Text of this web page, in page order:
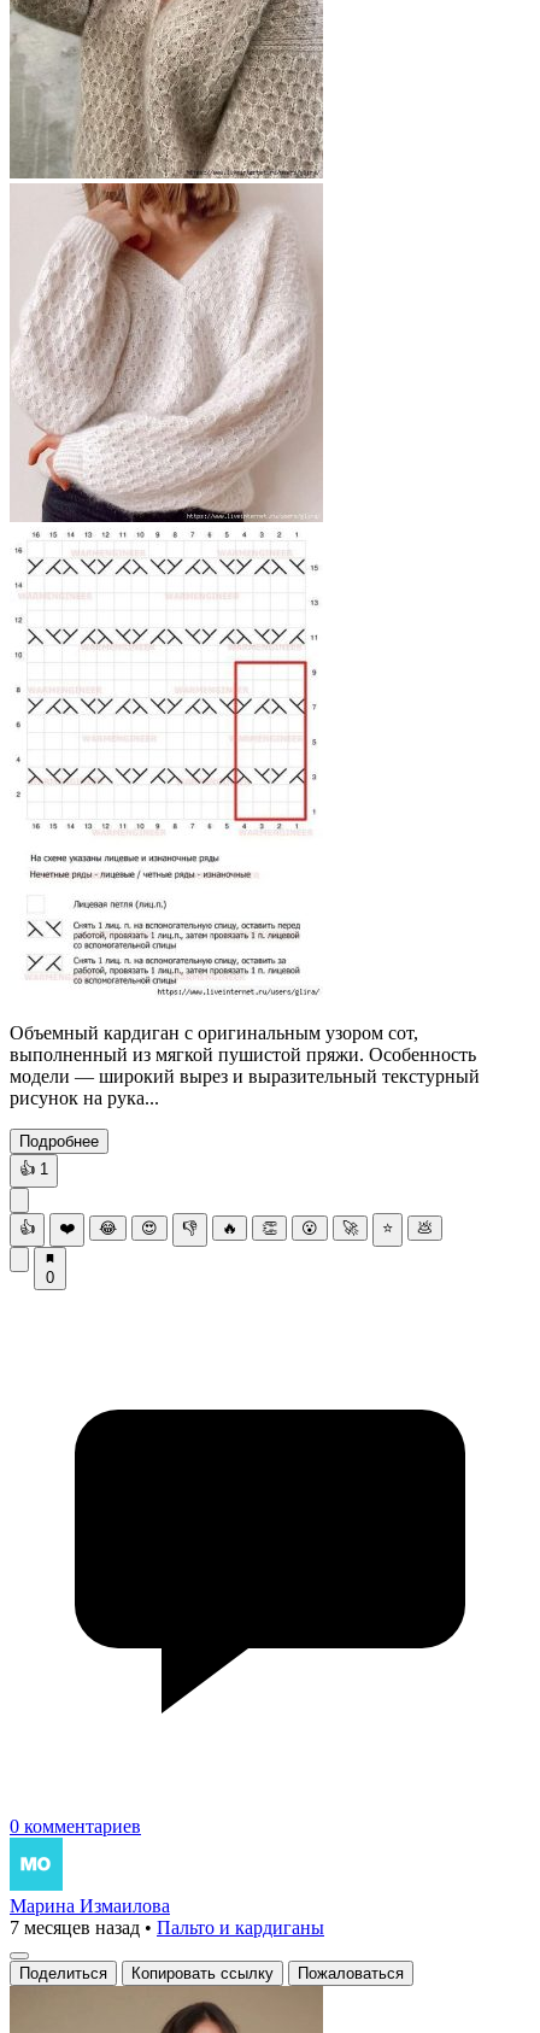
Объемный кардиган с оригинальным узором сот,
выполненный из мягкой пушистой пряжи. Особенность
модели — широкий вырез и выразительный текстурный
рисунок на рука...
Подробнее
👍 1
👍 ❤️ 😂 😍 👎 🔥 👏 😮 🚀 ⭐ 💩
0
0 комментариев
Марина Измаилова
7 месяцев назад • Пальто и кардиганы
Поделиться Копировать ссылку Пожаловаться